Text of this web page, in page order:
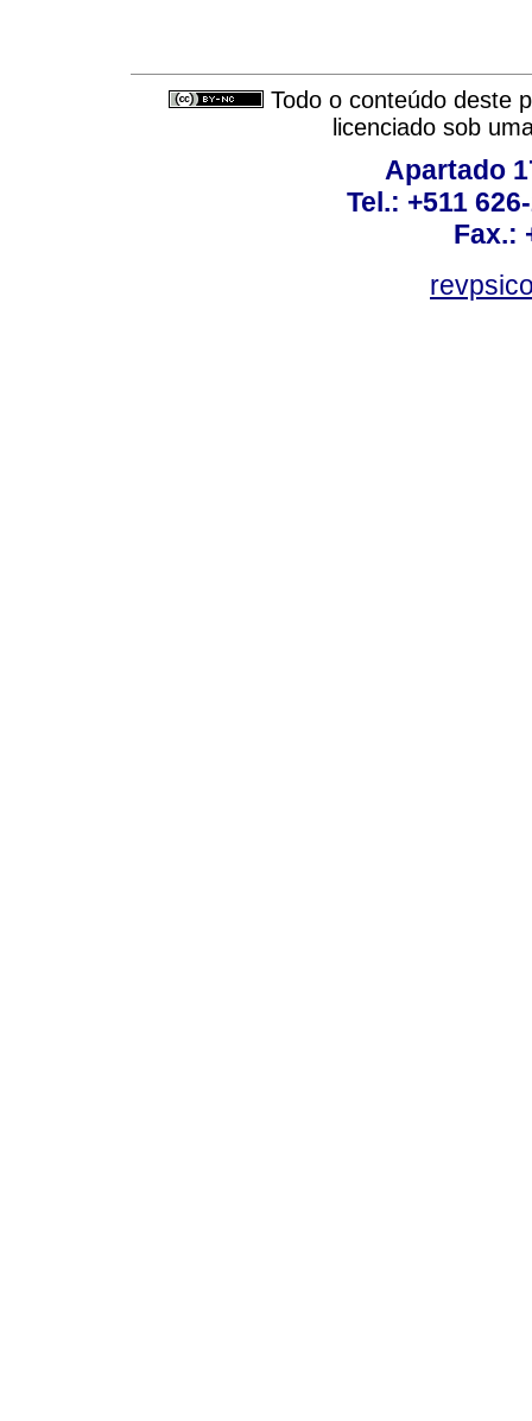
Todo o conteúdo deste
licenciado sob
Apartado
Tel.: +511
Fax.: